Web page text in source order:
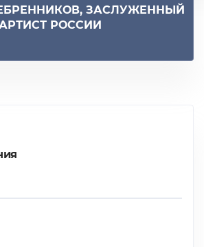
ЗАСЛУЖЕННЫЙ
РОССИИ